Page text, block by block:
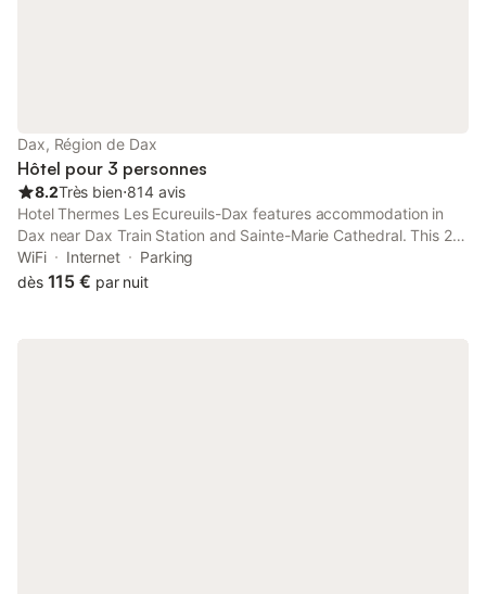
Dax, Région de Dax
Hôtel pour 3 personnes
8.2Très bien⋅814 avis
Hotel Thermes Les Ecureuils-Dax features accommodation in
Dax near Dax Train Station and Sainte-Marie Cathedral. This 2-
star hotel offers room service, a 24-hour front desk and free
WiFi. Seignosse Golf Course is 35 km from the hotel.
WiFi Internet
Parking
dès 115 € par nuit